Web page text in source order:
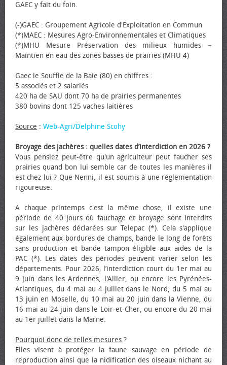
GAEC y fait du foin.
(-)GAEC : Groupement Agricole d'Exploitation en Commun
(*)MAEC : Mesures Agro-Environnementales et Climatiques
(*)MHU Mesure Préservation des milieux humides −
Maintien en eau des zones basses de prairies (MHU 4)
Gaec le Souffle de la Baie (80) en chiffres :
5 associés et 2 salariés
420 ha de SAU dont 70 ha de prairies permanentes
380 bovins dont 125 vaches laitières
Source : Web-Agri/Delphine Scohy
Broyage des jachères : quelles dates d’interdiction en 2026 ?
Vous pensiez peut-être qu'un agriculteur peut faucher ses
prairies quand bon lui semble car de toutes les manières il
est chez lui ? Que Nenni, il est soumis à une réglementation
rigoureuse.
A chaque printemps c'est la même chose, il existe une
période de 40 jours où fauchage et broyage sont interdits
sur les jachères déclarées sur Telepac (*). Cela s'applique
également aux bordures de champs, bande le long de forêts
sans production et bande tampon éligible aux aides de la
PAC (*). Les dates des périodes peuvent varier selon les
départements. Pour 2026, l’interdiction court du 1er mai au
9 juin dans les Ardennes, l'Allier, ou encore les Pyrénées-
Atlantiques, du 4 mai au 4 juillet dans le Nord, du 5 mai au
13 juin en Moselle, du 10 mai au 20 juin dans la Vienne, du
16 mai au 24 juin dans le Loir-et-Cher, ou encore du 20 mai
au 1er juillet dans la Marne.
Pourquoi donc de telles mesures ?
Elles visent à protéger la faune sauvage en période de
reproduction ainsi que la nidification des oiseaux nichant au